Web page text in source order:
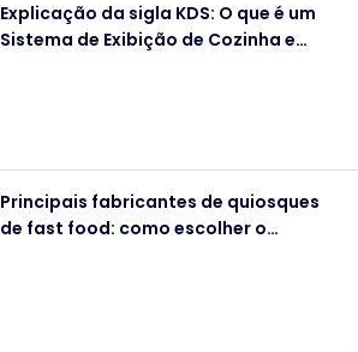
Explicação da sigla KDS: O que é um
Sistema de Exibição de Cozinha e
Principais fabricantes de quiosques
de fast food: como escolher o